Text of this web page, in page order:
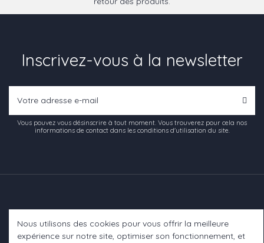
Inscrivez-vous à la newsletter
Vous pouvez vous désinscrire à tout moment. Vous trouverez pour cela nos
informations de contact dans les conditions d'utilisation du site.
Informations
Nous utilisons des cookies pour vous offrir la meilleure
expérience sur notre site, optimiser son fonctionnement, et